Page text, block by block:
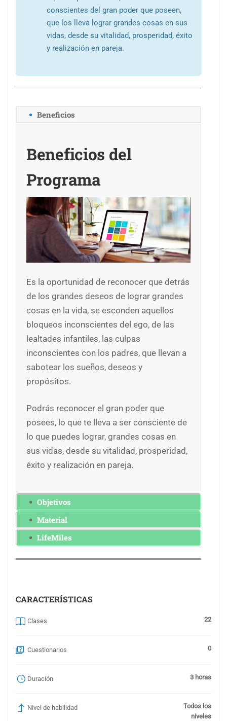
conscientes del gran poder que poseen,
que los lleva lograr grandes cosas en sus
vidas, desde su vitalidad, prosperidad, éxito
y realización en pareja.
Beneficios
Beneficios del
Programa
Es la oportunidad de reconocer que detrás
de los grandes deseos de lograr grandes
cosas en la vida, se esconden aquellos
bloqueos inconscientes del ego, de las
lealtades infantiles, las culpas
inconscientes con los padres, que llevan a
sabotear los sueños, deseos y
propósitos.
Podrás reconocer el gran poder que
posees, lo que te lleva a ser consciente de
lo que puedes lograr, grandes cosas en
sus vidas, desde su vitalidad, prosperidad,
éxito y realización en pareja.
Objetivos
Material
LifeMiles
CARACTERÍSTICAS
Clases 22
Cuestionarios 0
Duración 3 horas
Nivel de habilidad
Todos los
niveles